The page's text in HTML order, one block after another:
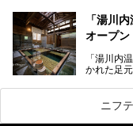
営業なの
抜群！ 多
かし建物
は約2年
「湯川
オープン
「湯川内
かれた足
いえる存
後経営が
り入浴施
ニフ